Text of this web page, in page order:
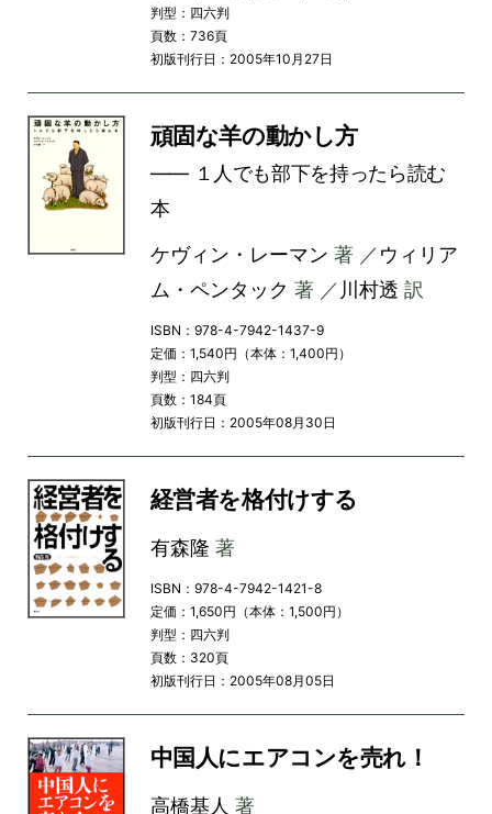
判型：四六判
頁数：736頁
初版刊行日：2005年10月27日
頑固な羊の動かし方
―― １人でも部下を持ったら読む
本
ケヴィン・レーマン 著 ／ ウィリア
ム・ペンタック 著 ／ 川村透 訳
ISBN：978-4-7942-1437-9
定価：1,540円（本体：1,400円）
判型：四六判
頁数：184頁
初版刊行日：2005年08月30日
経営者を格付けする
有森隆 著
ISBN：978-4-7942-1421-8
定価：1,650円（本体：1,500円）
判型：四六判
頁数：320頁
初版刊行日：2005年08月05日
中国人にエアコンを売れ！
高橋基人 著